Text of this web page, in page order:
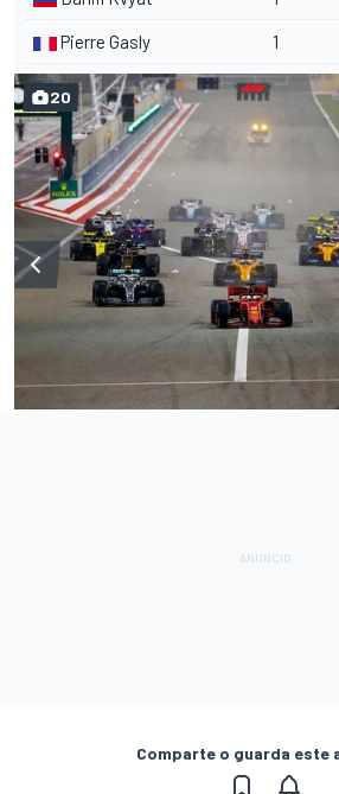
Pierre Gasly 1
20
Comparte o guarda este